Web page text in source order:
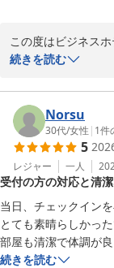
ちなみに、雨のかか
大陸横断系やアドベ
乗りにとってはうれ
この度はビジネス
ございました。
和室の詳しい口コ
また、今後の参考
延長コード類の貸
へお声おかけくだ
今回、事前にお伝
いませんでした。
又、豊田市へお越
いませ。
心よりお越しをお待
続きを読む
Norsu
30代/女性 | 1件
5
レジャー 一人
受付の方の対応と清
当日、チェックイン
とても素晴らしかった
部屋も清潔で体調が
嫌な匂いも一切せず
続きを読む